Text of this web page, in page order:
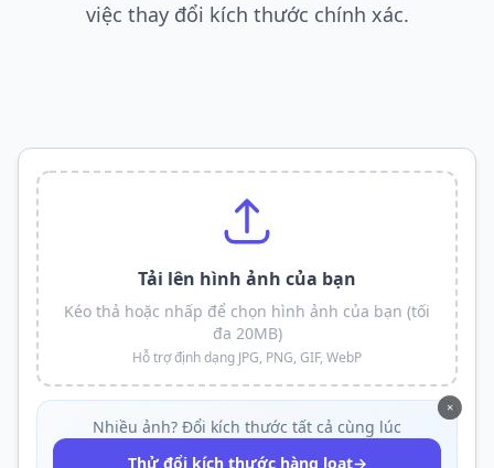
việc thay đổi kích thước chính xác.
Tải lên hình ảnh của bạn
Kéo thả hoặc nhấp để chọn hình ảnh của bạn (tối
đa 20MB)
Hỗ trợ định dạng JPG, PNG, GIF, WebP
×
Nhiều ảnh? Đổi kích thước tất cả cùng lúc
Thử đổi kích thước hàng loạt→